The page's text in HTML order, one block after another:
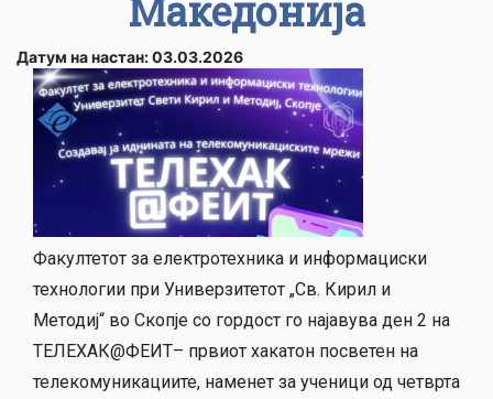
Датум на настан: 03.03.2026
Факултетот за електротехника и информациски
технологии при Универзитетот „Св. Кирил и
Методиј“ во Скопје со гордост го најавува ден 2 на
ТЕЛЕХАК@ФЕИТ– првиот хакатон посветен на
телекомуникациите, наменет за ученици од четврта